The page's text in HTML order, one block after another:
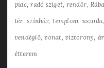
piac radó sziget rendőr Rába
tér színház templom uszoda
vendéglő vonat víztorony
étterem